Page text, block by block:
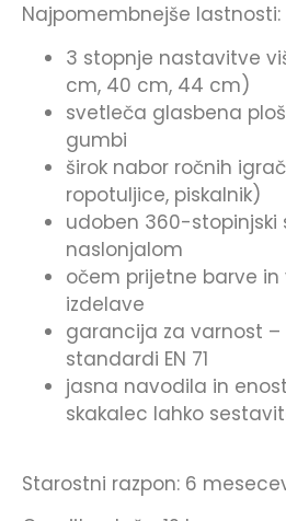
Najpomembnejše lastnosti:
3 stopnje nastavitve
cm, 40 cm, 44 cm)
svetleča glasbena
gumbi
širok nabor ročnih
ropotuljice, piskalnik)
udoben 360-stopinjski
naslonjalom
očem prijetne barve in
izdelave
garancija za varnost –
standardi EN 71
jasna navodila in
skakalec lahko
Starostni razpon: 6